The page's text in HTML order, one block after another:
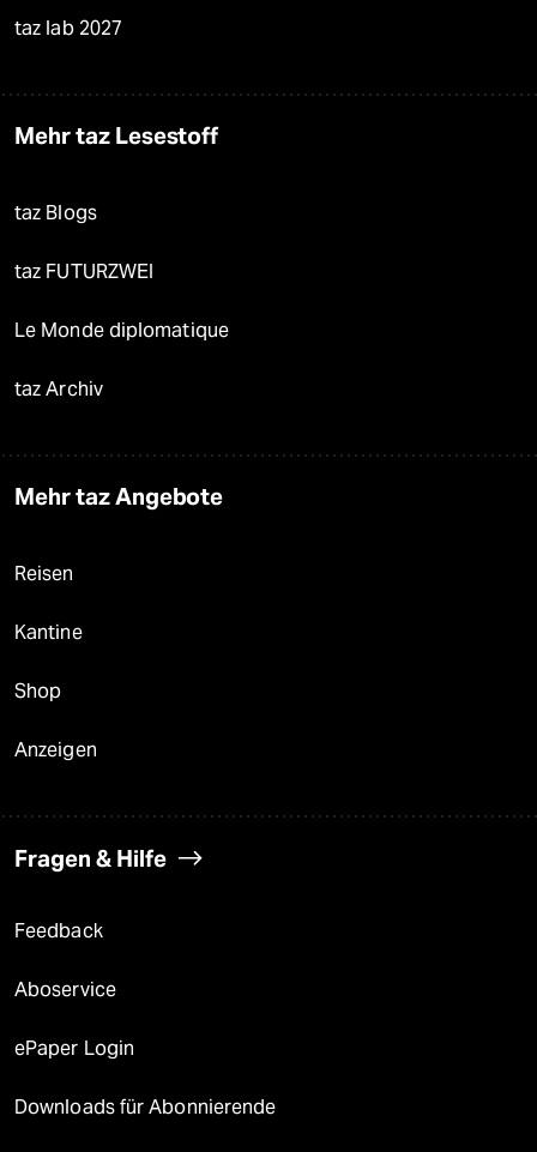
taz lab 2027
Mehr taz Lesestoff
taz Blogs
taz FUTURZWEI
Le Monde diplomatique
taz Archiv
Mehr taz Angebote
Reisen
Kantine
Shop
Anzeigen
Fragen & Hilfe
Feedback
Aboservice
ePaper Login
Downloads für Abonnierende